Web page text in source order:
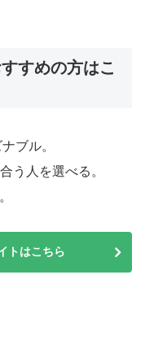
すめの方はこ
ブル。
う人を選べる。
トはこちら